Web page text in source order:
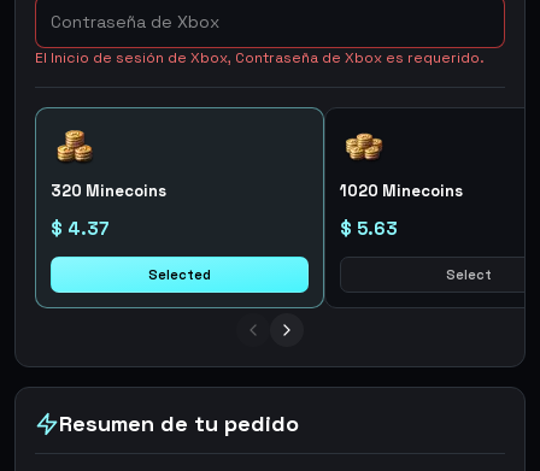
El Inicio de sesión de Xbox, Contraseña de Xbox es requerido.
320 Minecoins
$ 4.37
Selected
1020 Minecoins
$ 5.63
Select
Resumen de tu pedido